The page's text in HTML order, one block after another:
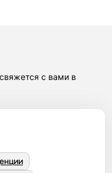
с вами в